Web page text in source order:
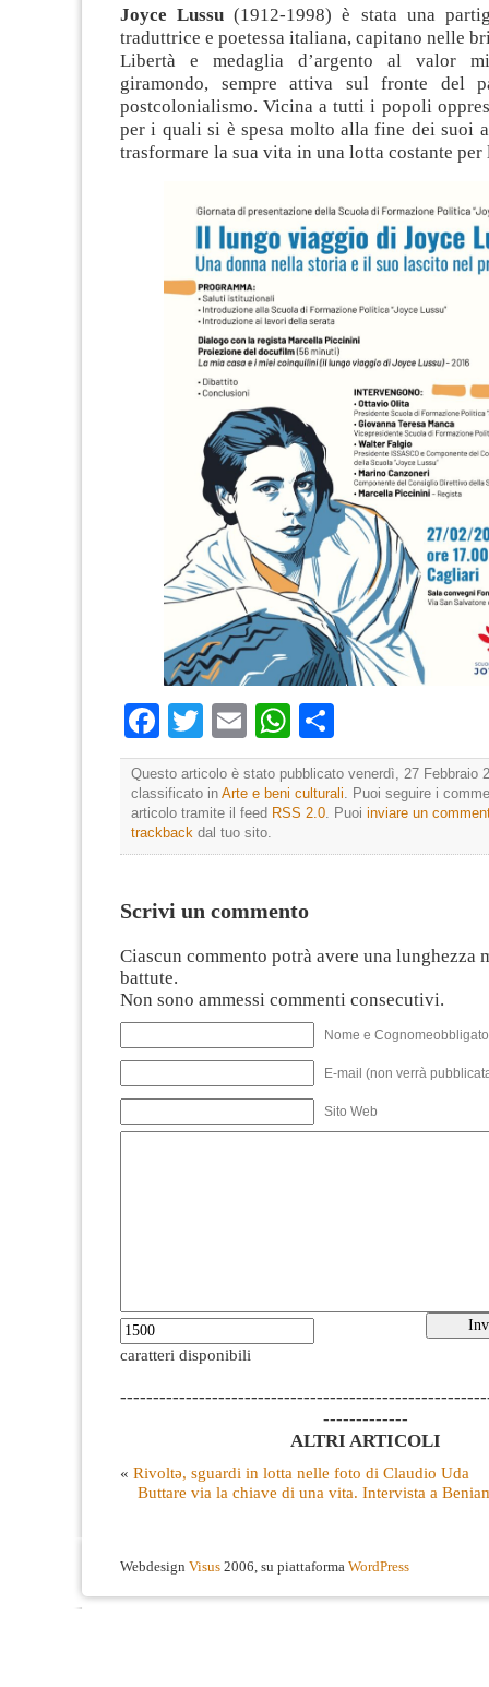
Joyce Lussu (1912-1998) è stata una
traduttrice e poetessa italiana, capitano nelle
Libertà e medaglia d’argento al valor
giramondo, sempre attiva sul fronte del
postcolonialismo. Vicina a tutti i popoli
per i quali si è spesa molto alla fine dei suoi
trasformare la sua vita in una lotta costante
Facebook
TwitterEmailWhatsApp
Questo articolo è stato pubblicato venerdì, 27 Febbraio
classificato in Arte e beni culturali. Puoi seguire i
articolo tramite il feed RSS 2.0. Puoi inviare un
trackback dal tuo sito.
Scrivi un commento
Ciascun commento potrà avere una lunghezza
battute.
Non sono ammessi commenti consecutivi.
Nome e
E-mail (non verrà
Sito Web
caratteri disponibili
-------------
ALTRI ARTICOLI
« Rivoltə, sguardi in lotta nelle foto di Claudio Uda
Buttare via la chiave di una vita. Intervista a
Webdesign Visus 2006, su piattaforma WordPress